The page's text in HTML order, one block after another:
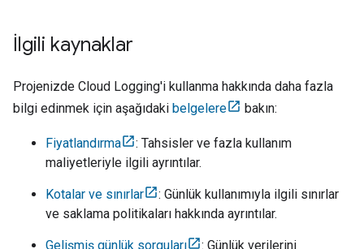
İlgili kaynaklar
Projenizde Cloud Logging'i kullanma hakkında daha fazla
bilgi edinmek için aşağıdaki belgelere bakın:
Fiyatlandırma
: Tahsisler ve fazla kullanım
maliyetleriyle ilgili ayrıntılar.
Kotalar ve sınırlar
: Günlük kullanımıyla ilgili sınırlar
ve saklama politikaları hakkında ayrıntılar.
Gelişmiş günlük sorguları
: Günlük verilerini